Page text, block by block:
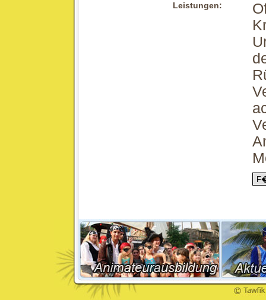
Leistungen: